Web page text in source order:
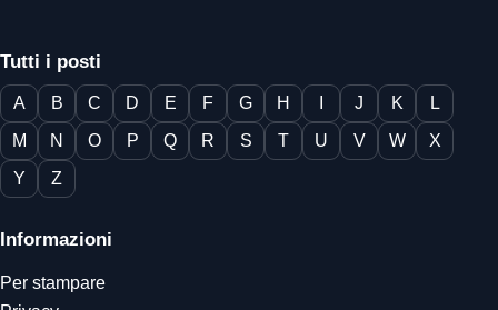
Tutti i posti
A B C D E F G H J K
L
M
N O P Q R S T U V W
X
Y
Z
Informazioni
Per stampare